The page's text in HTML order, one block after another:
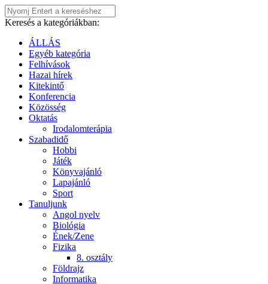
Keresés a kategóriákban:
ÁLLÁS
Egyéb kategória
Felhívások
Hazai hírek
Kitekintő
Konferencia
Közösség
Oktatás
Irodalomterápia
Szabadidő
Hobbi
Játék
Könyvajánló
Lapajánló
Sport
Tanuljunk
Angol nyelv
Biológia
Ének/Zene
Fizika
8. osztály
Földrajz
Informatika